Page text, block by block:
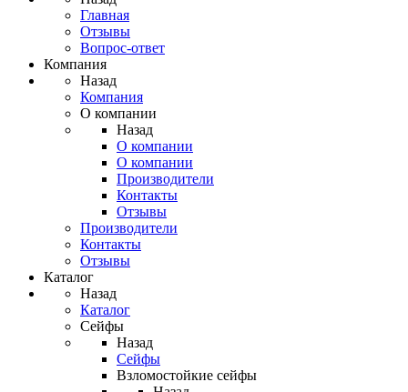
Главная
Отзывы
Вопрос-ответ
Компания
Назад
Компания
О компании
Назад
О компании
О компании
Производители
Контакты
Отзывы
Производители
Контакты
Отзывы
Каталог
Назад
Каталог
Сейфы
Назад
Сейфы
Взломостойкие сейфы